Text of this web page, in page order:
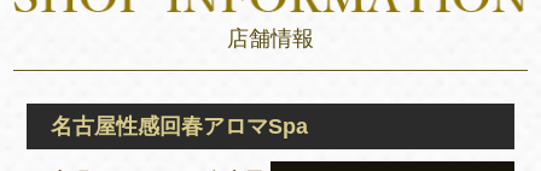
店舗情報
名古屋性感回春アロマSpa